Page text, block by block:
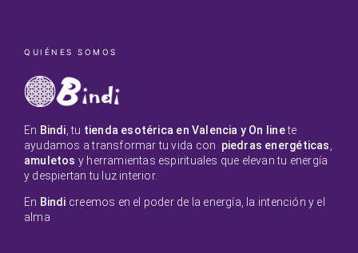
QUIÉNES SOMOS
En Bindi , tu tienda esotérica en Valencia y On linete
ayudamos a transformar tu vida con piedras energéticas
amuletos y herramientas espirituales que elevan tu energía
y despiertan tu luz interior.
En Bindi creemos en el poder de la energía, la intención y el
alma